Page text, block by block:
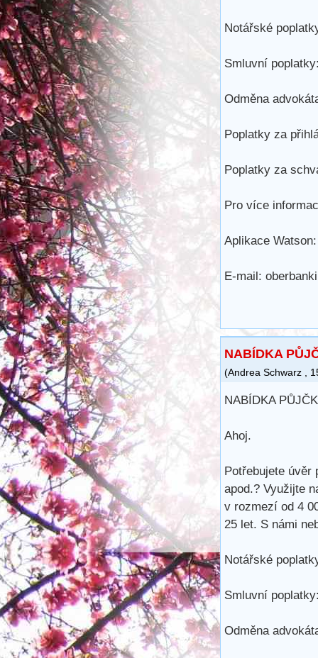
Notářské
Smluvní
Odměna
Poplatky za
Poplatky za
Pro více
Aplikace
E-mail:
NABÍDKA
(Andrea Schwarz
NABÍDKA
Ahoj.
Potřebujete úvěr
apod.? Využijte
v rozmezí od 4
25 let. S námi
Notářské
Smluvní
Odměna